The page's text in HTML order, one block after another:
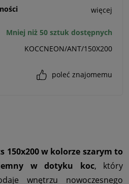
więcej
Mniej niż 50 sztuk dostępnych
KOCCNEON/ANT/150X200
poleć znajomemu
150x200 w kolorze szarym to
w dotyku koc, który
wnętrzu nowoczesnego